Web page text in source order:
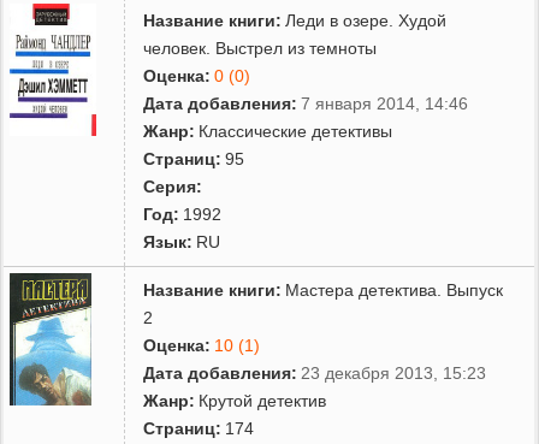
Название книги: Леди в озере. Худой
человек. Выстрел из темноты
Оценка: 0 (0)
Дата добавления: 7 января 2014, 14:46
Жанр: Классические детективы
Страниц: 95
Серия:
Год: 1992
Язык: RU
Название книги: Мастера детектива. Выпуск
2
Оценка: 10 (1)
Дата добавления: 23 декабря 2013, 15:23
Жанр: Крутой детектив
Страниц: 174